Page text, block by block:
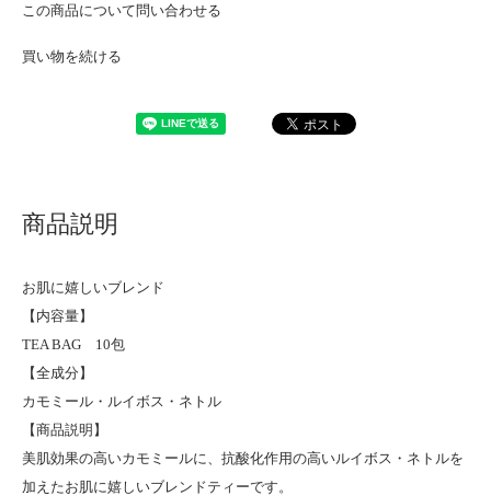
この商品について問い合わせる
買い物を続ける
商品説明
お肌に嬉しいブレンド
【内容量】
TEA BAG 10包
【全成分】
カモミール・ルイボス・ネトル
【商品説明】
美肌効果の高いカモミールに、抗酸化作用の高いルイボス・ネトルを
加えたお肌に嬉しいブレンドティーです。